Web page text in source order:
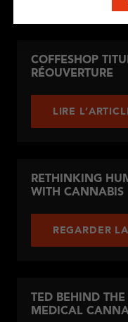
COFFESHOP
RÉOUVERTURE
LIRE
RETHINKING
WITH CANNABIS
REGARDER
TED BEHIND
MEDICAL